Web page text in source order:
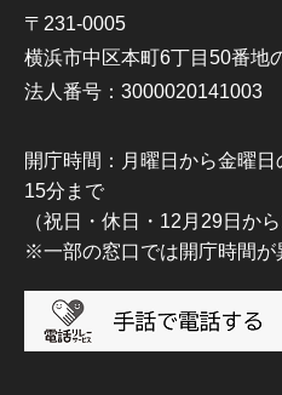
〒231-0005
横浜市中区本町6丁目50番地
法人番号：3000020141003
開庁時間：月曜日から金曜
15分まで
（祝日・休日・12月29日か
※一部の窓口では開庁時間が